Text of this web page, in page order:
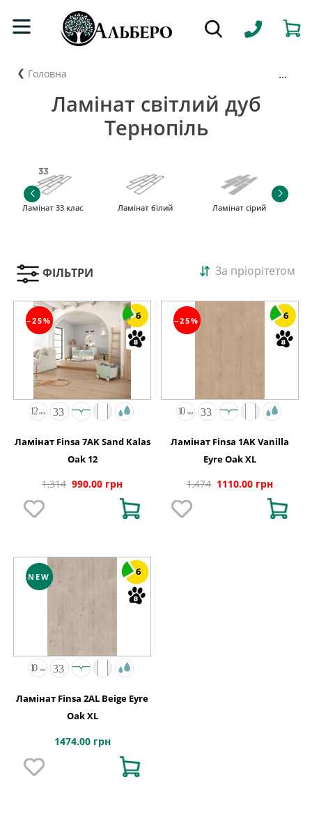
Головна ...
Ламінат світлий дуб
Тернопіль
Ламінат 33 клас Ламінат білий Ламінат сірий
ФІЛЬТРИ За пріорітетом
−25% 6
Ламінат Finsa 7AK Sand Kalas
Oak 12
1,314 990.00 грн
−25% 6
Ламінат Finsa 1AK Vanilla
Eyre Oak XL
1,474 1110.00 грн
NEW 6
Ламінат Finsa 2AL Beige Eyre
Oak XL
1474.00 грн